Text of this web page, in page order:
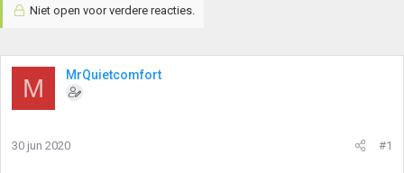
Niet open voor verdere reacties.
M MrQuietcomfort
30 jun 2020 #1